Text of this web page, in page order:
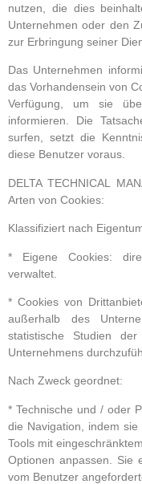
nutzen, die dies
Unternehmen oder den
zur Erbringung seiner
Das Unternehmen
das Vorhandensein von
Verfügung, um sie
informieren. Die
surfen, setzt die
diese Benutzer voraus.
DELTA TECHNICAL
Arten von Cookies:
Klassifiziert nach
* Eigene Cookies:
verwaltet.
* Cookies von
außerhalb des
statistische Studien
Unternehmens
Nach Zweck geordnet:
* Technische und / oder
die Navigation, indem
Tools mit
Optionen anpassen. Sie
vom Benutzer